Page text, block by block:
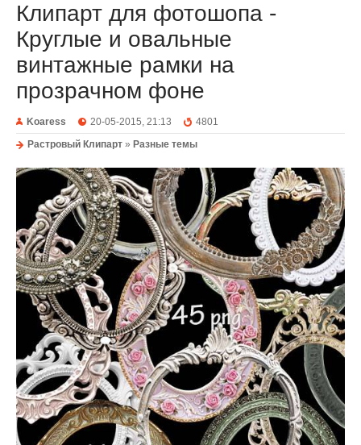
Клипарт для фотошопа -
Круглые и овальные
винтажные рамки на
прозрачном фоне
Koaress 20-05-2015, 21:13
4801
Растровый Клипарт » Разные темы